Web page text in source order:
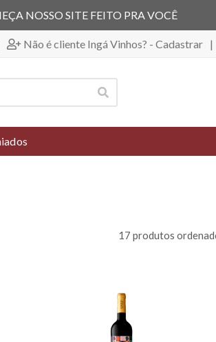
NOSSO SITE FEITO PRA VOCÊ
Não é cliente Ingá Vinhos? - Cadastrar |
17 produtos